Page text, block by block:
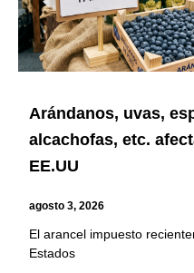
Arándanos, uvas,
alcachofas, etc.
EE.UU
agosto 3, 2026
El arancel impuesto
Estados